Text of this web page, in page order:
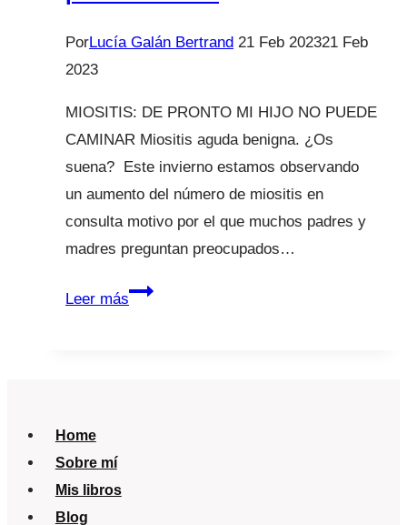
PorLucía Galán Bertrand 21 Feb 202321 Feb
2023
MIOSITIS: DE PRONTO MI HIJO NO PUEDE
CAMINAR Miositis aguda benigna. ¿Os
suena? Este invierno estamos observando
un aumento del número de miositis en
consulta motivo por el que muchos padres y
madres preguntan preocupados…
Leer másMiositis:
Home
Sobre mí
Mis libros
Blog